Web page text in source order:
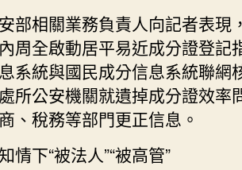
部相關業務負責人向記者表現
周全啟動居平易近成分證登記
系統與國民成分信息系統聯網
所公安機關就遺掉成分證效率
、稅務等部門更正信息。
情下“被法人”“被高管”